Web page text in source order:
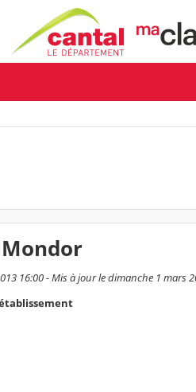
16:00 - Mis à jour le dimanche 1 mars